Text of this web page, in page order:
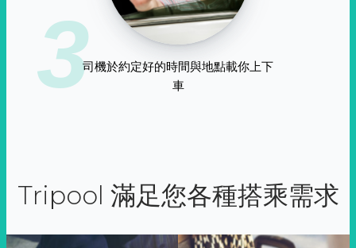
3司機於約定好的時間與地點載你上下
車
Tripool 滿足您各種搭乘需求